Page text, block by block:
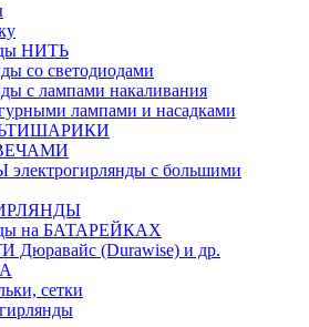
НИТЬ
со светодиодами
с лампами накаливания
лампами и насадками
с большими
на БАТАРЕЙКАХ
Дюравайс (Durawise) и др.
сетки